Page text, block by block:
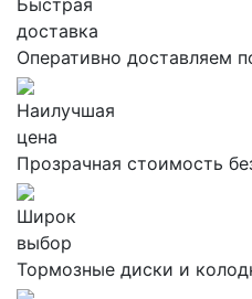
Быстрая
доставка
Оперативно доставляем
Наилучшая
цена
Прозрачная стоимость
Широк
выбор
Тормозные диски и